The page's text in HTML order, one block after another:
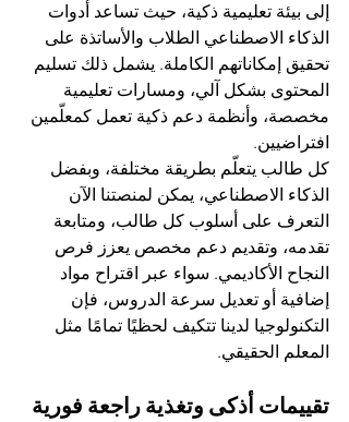
إلى بيئة تعليمية ذكية، حيث تساعد أدوات
الذكاء الاصطناعي الطلاب والأساتذة على
تحقيق إمكاناتهم الكاملة. يشمل ذلك تسليم
المحتوى بشكل آلي، ومسارات تعليمية
مخصصة، وأنظمة دعم ذكية تعمل كمعلّمين
افتراضيين.
كل طالب يتعلّم بطريقة مختلفة، وبفضل
الذكاء الاصطناعي، يمكن لمنصتنا الآن
التعرف على أسلوب كل طالب، ومتابعة
تقدمه، وتقديم دعم مخصص يعزز فرص
النجاح الأكاديمي. سواء عبر اقتراح مواد
إضافية أو تعديل سرعة الدروس، فإن
التكنولوجيا لدينا تتكيف لحظيًا تمامًا مثل
المعلم الحقيقي.
تقييمات أذكى وتغذية راجعة فورية